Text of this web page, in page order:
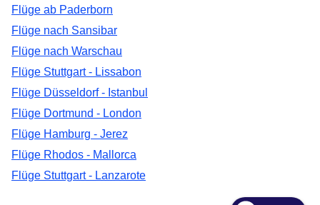
Flüge ab Paderborn
Flüge nach Sansibar
Flüge nach Warschau
Flüge Stuttgart - Lissabon
Flüge Düsseldorf - Istanbul
Flüge Dortmund - London
Flüge Hamburg - Jerez
Flüge Rhodos - Mallorca
Flüge Stuttgart - Lanzarote